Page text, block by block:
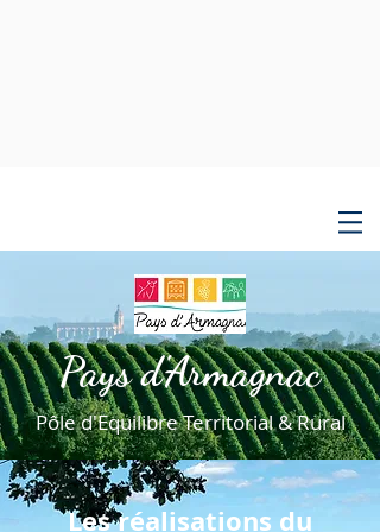
Pays d'Armagnac
Pôle d'Equilibre Territorial & Rural
Les réalisations du